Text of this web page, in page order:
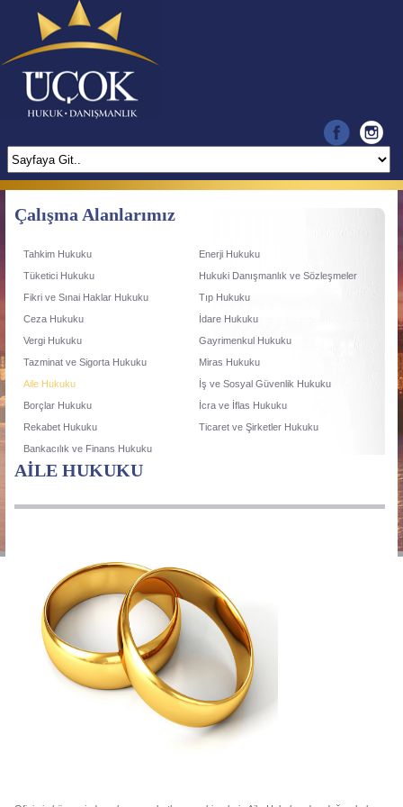
TÜRKÇE ENGLISH
Çalışma Alanlarımız
Tahkim Hukuku
Enerji Hukuku
Tüketici Hukuku
Hukuki Danışmanlık ve Sözleşmeler
Fikri ve Sınai Haklar Hukuku
Tıp Hukuku
Ceza Hukuku
İdare Hukuku
Vergi Hukuku
Gayrimenkul Hukuku
Tazminat ve Sigorta Hukuku
Miras Hukuku
Aile Hukuku
İş ve Sosyal Güvenlik Hukuku
Borçlar Hukuku
İcra ve İflas Hukuku
Rekabet Hukuku
Ticaret ve Şirketler Hukuku
Bankacılık ve Finans Hukuku
AİLE HUKUKU